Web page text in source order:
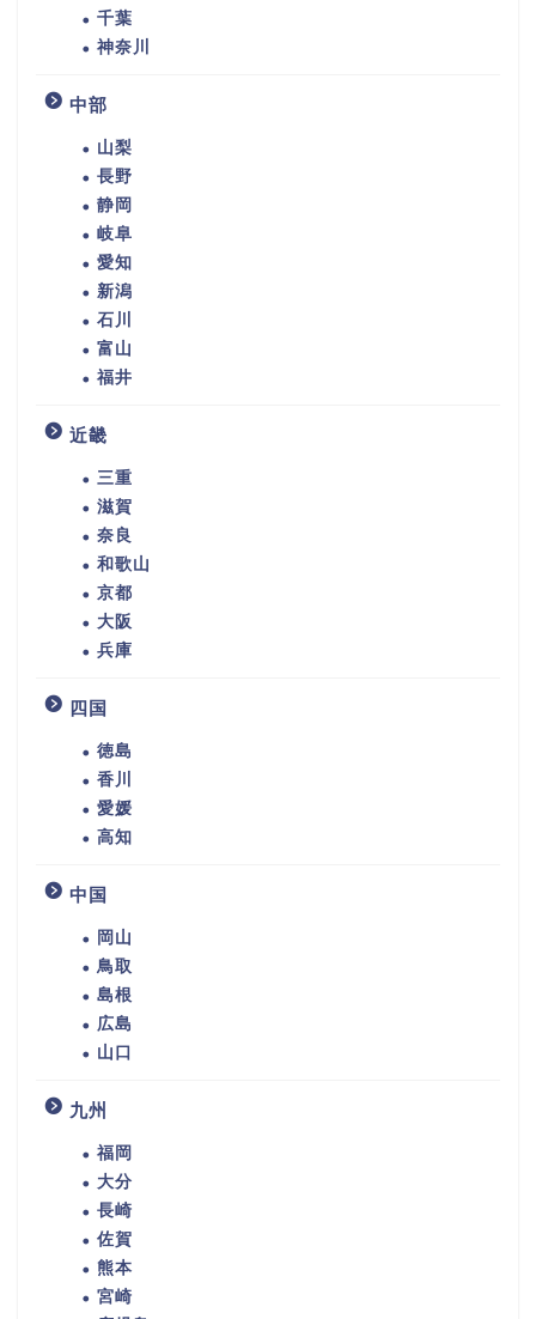
千葉
神奈川
中部
山梨
長野
静岡
岐阜
愛知
新潟
石川
富山
福井
近畿
三重
滋賀
奈良
和歌山
京都
大阪
兵庫
四国
徳島
香川
愛媛
高知
中国
岡山
鳥取
島根
広島
山口
九州
福岡
大分
長崎
佐賀
熊本
宮崎